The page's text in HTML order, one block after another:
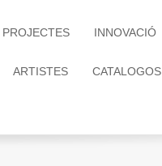
PROJECTES INNOVACIÓ
ARTISTES CATALOGOS